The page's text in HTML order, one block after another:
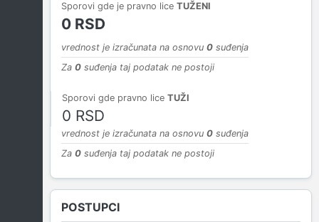
Sporovi gde je pravno lice TUŽENI
0 RSD
vrednost je izračunata na osnovu 0 suđenja
Za 0 suđenja taj podatak ne postoji
Sporovi gde pravno lice TUŽI
0 RSD
vrednost je izračunata na osnovu 0 suđenja
Za 0 suđenja taj podatak ne postoji
POSTUPCI